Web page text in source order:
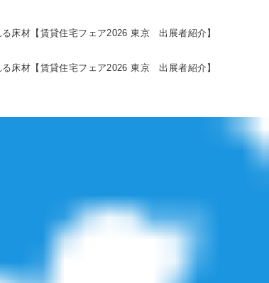
床材【賃貸住宅フェア2026 東京 出展者紹介】
床材【賃貸住宅フェア2026 東京 出展者紹介】